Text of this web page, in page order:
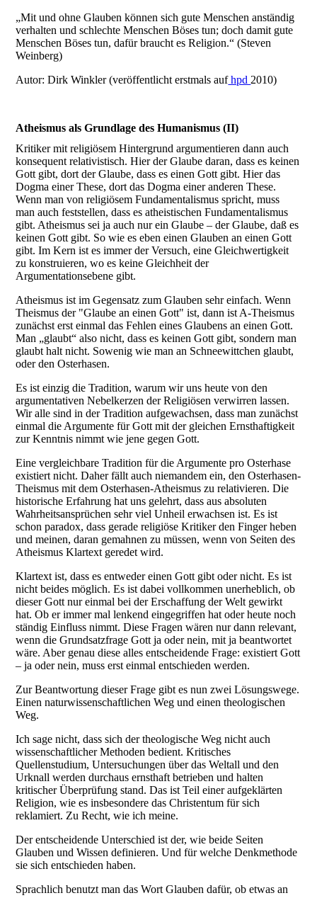
„Mit und ohne Glauben können sich gute Menschen anständig
verhalten und schlechte Menschen Böses tun; doch damit gute
Menschen Böses tun, dafür braucht es Religion.“ (Steven
Weinberg)
Autor: Dirk Winkler (veröffentlicht erstmals aufhpd 2010)
Atheismus als Grundlage des Humanismus (II)
Kritiker mit religiösem Hintergrund argumentieren dann auch
konsequent relativistisch. Hier der Glaube daran, dass es keinen
Gott gibt, dort der Glaube, dass es einen Gott gibt. Hier das
Dogma einer These, dort das Dogma einer anderen These.
Wenn man von religiösem Fundamentalismus spricht, muss
man auch feststellen, dass es atheistischen Fundamentalismus
gibt. Atheismus sei ja auch nur ein Glaube – der Glaube, daß es
keinen Gott gibt. So wie es eben einen Glauben an einen Gott
gibt. Im Kern ist es immer der Versuch, eine Gleichwertigkeit
zu konstruieren, wo es keine Gleichheit der
Argumentationsebene gibt.
Atheismus ist im Gegensatz zum Glauben sehr einfach. Wenn
Theismus der "Glaube an einen Gott" ist, dann ist A-Theismus
zunächst erst einmal das Fehlen eines Glaubens an einen Gott.
Man „glaubt“ also nicht, dass es keinen Gott gibt, sondern man
glaubt halt nicht. Sowenig wie man an Schneewittchen glaubt,
oder den Osterhasen.
Es ist einzig die Tradition, warum wir uns heute von den
argumentativen Nebelkerzen der Religiösen verwirren lassen.
Wir alle sind in der Tradition aufgewachsen, dass man zunächst
einmal die Argumente für Gott mit der gleichen Ernsthaftigkeit
zur Kenntnis nimmt wie jene gegen Gott.
Eine vergleichbare Tradition für die Argumente pro Osterhase
existiert nicht. Daher fällt auch niemandem ein, den Osterhasen-
Theismus mit dem Osterhasen-Atheismus zu relativieren. Die
historische Erfahrung hat uns gelehrt, dass aus absoluten
Wahrheitsansprüchen sehr viel Unheil erwachsen ist. Es ist
schon paradox, dass gerade religiöse Kritiker den Finger heben
und meinen, daran gemahnen zu müssen, wenn von Seiten des
Atheismus Klartext geredet wird.
Klartext ist, dass es entweder einen Gott gibt oder nicht. Es ist
nicht beides möglich. Es ist dabei vollkommen unerheblich, ob
dieser Gott nur einmal bei der Erschaffung der Welt gewirkt
hat. Ob er immer mal lenkend eingegriffen hat oder heute noch
ständig Einfluss nimmt. Diese Fragen wären nur dann relevant,
wenn die Grundsatzfrage Gott ja oder nein, mit ja beantwortet
wäre. Aber genau diese alles entscheidende Frage: existiert Gott
– ja oder nein, muss erst einmal entschieden werden.
Zur Beantwortung dieser Frage gibt es nun zwei Lösungswege.
Einen naturwissenschaftlichen Weg und einen theologischen
Weg.
Ich sage nicht, dass sich der theologische Weg nicht auch
wissenschaftlicher Methoden bedient. Kritisches
Quellenstudium, Untersuchungen über das Weltall und den
Urknall werden durchaus ernsthaft betrieben und halten
kritischer Überprüfung stand. Das ist Teil einer aufgeklärten
Religion, wie es insbesondere das Christentum für sich
reklamiert. Zu Recht, wie ich meine.
Der entscheidende Unterschied ist der, wie beide Seiten
Glauben und Wissen definieren. Und für welche Denkmethode
sie sich entschieden haben.
Sprachlich benutzt man das Wort Glauben dafür, ob etwas an